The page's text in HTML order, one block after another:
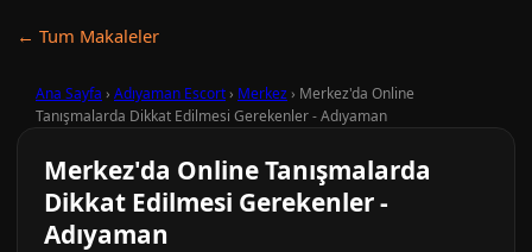
← Tum Makaleler
Ana Sayfa › Adıyaman Escort› Merkez› Merkez'da Online
Tanışmalarda Dikkat Edilmesi Gerekenler - Adıyaman
Merkez'da Online Tanışmalarda
Dikkat Edilmesi Gerekenler -
Adıyaman